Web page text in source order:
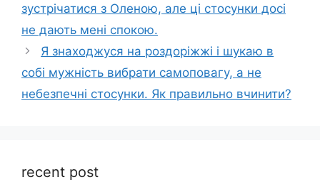
зустрічатися з Оленою, але ці стосунки досі
не дають мені спокою.
Я знаходжуся на роздоріжжі і шукаю в
собі мужність вибрати самоповагу, а не
небезпечні стосунки. Як правильно вчинити?
recent post